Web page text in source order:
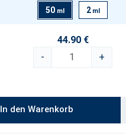
50 ml 2 ml
44.90 €
-
+
In den Warenkorb